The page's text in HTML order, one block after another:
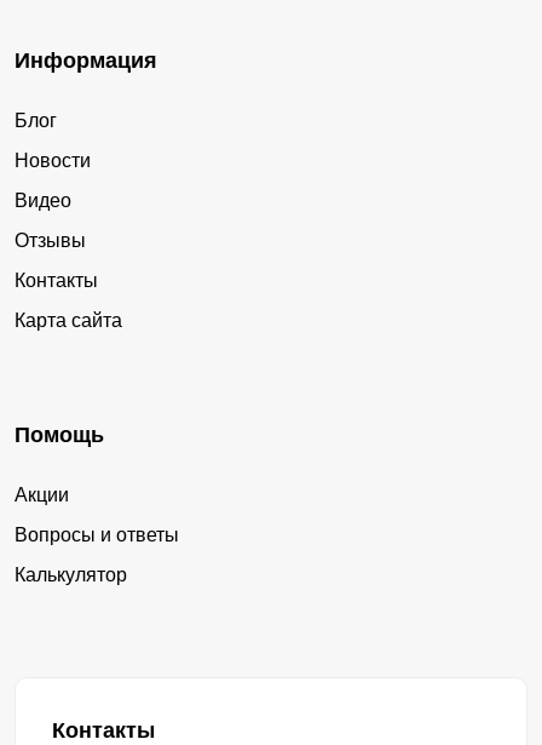
Информация
Блог
Новости
Видео
Отзывы
Контакты
Карта сайта
Помощь
Акции
Вопросы и ответы
Калькулятор
Контакты